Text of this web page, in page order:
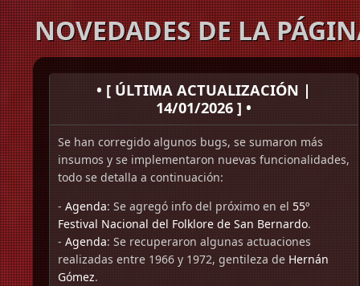
NOVEDADES DE LA
• [ ÚLTIMA ACTUALIZACIÓN |
14/01/2026 ] •
Se han corregido algunos bugs, se sumaron más
insumos y se implementaron nuevas funcionalidades,
todo se detalla a continuación:
-Agenda: Se agregó info del próximo en el55º
Festival Nacional del Folklore de San Bernardo.
-Agenda: Se recuperaron algunas actuaciones
realizadas entre 1966 y 1972, gentileza deHernán
Gómez.